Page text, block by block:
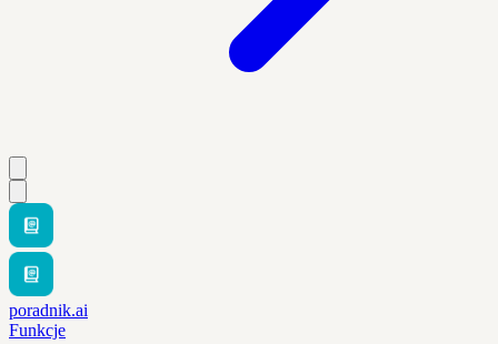
poradnik.ai
Funkcje